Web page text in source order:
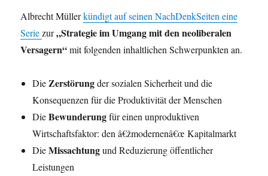
Albrecht Müllerkündigt auf seinen NachDenkSeiten eine
Seriezur„Strategie im Umgang mit den neoliberalen
Versagern“mit folgenden inhaltlichen Schwerpunkten an.
DieZerstörungder sozialen Sicherheit und die
Konsequenzen für die Produktivität der Menschen
DieBewunderungfür einen unproduktiven
Wirtschaftsfaktor: den â€žmodernenâ€œ Kapitalmarkt
DieMissachtungund Reduzierung öffentlicher
Leistungen